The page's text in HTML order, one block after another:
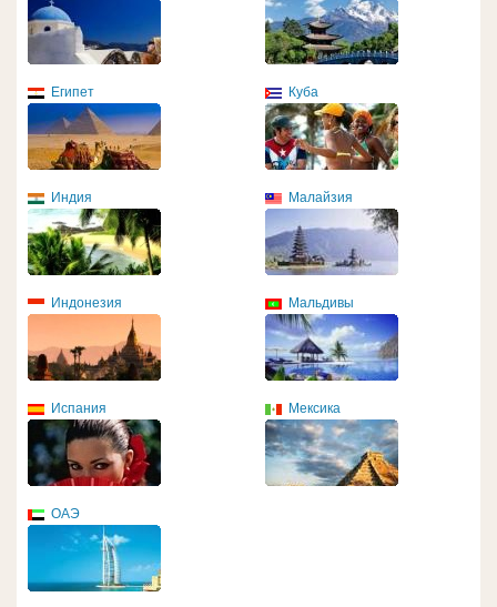
Египет
Индия
Индонезия
Испания
Куба
Малайзия
Мальдивы
Мексика
ОАЭ